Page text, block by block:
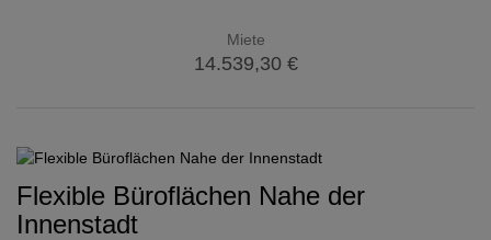
Miete
14.539,30 €
Flexible Büroflächen Nahe der
Innenstadt